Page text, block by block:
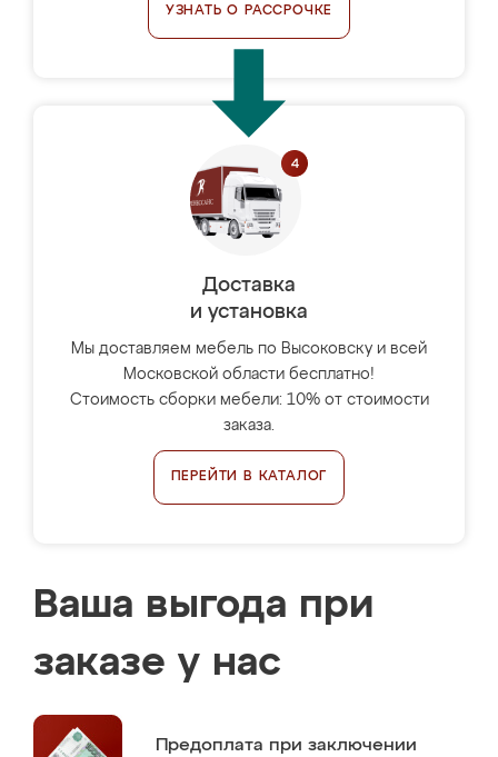
УЗНАТЬ О РАССРОЧКЕ
Доставка
и установка
Мы доставляем мебель по Высоковску и всей
Московской области бесплатно!
Стоимость сборки мебели: 10% от стоимости
заказа.
ПЕРЕЙТИ В КАТАЛОГ
Ваша выгода при
заказе у нас
Предоплата при заключении